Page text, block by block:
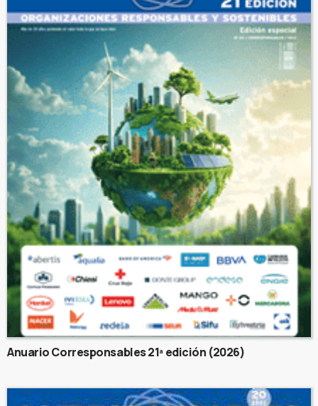
Anuario Corresponsables 21ª edición (2026)